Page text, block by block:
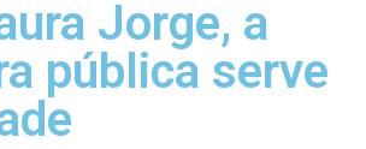
Jorge, a
pública serve